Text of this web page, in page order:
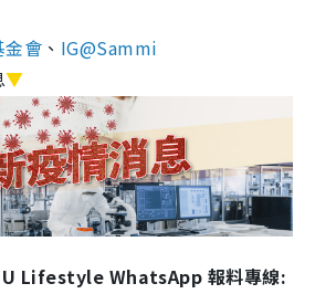
金會 、 IG@Sammi
▼
U Lifestyle WhatsApp 報料專線: